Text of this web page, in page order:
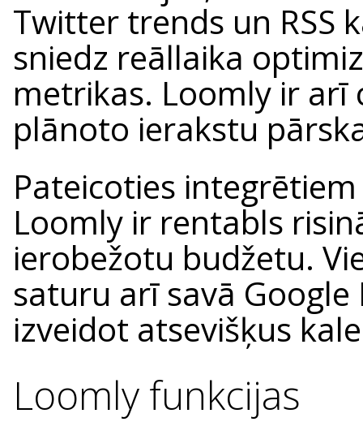
Twitter trends un RSS
sniedz reāllaika
metrikas. Loomly ir
plānoto ierakstu
Pateicoties
Loomly ir rentabls
ierobežotu budžetu.
saturu arī savā
izveidot atsevišķus
Loomly funkcijas